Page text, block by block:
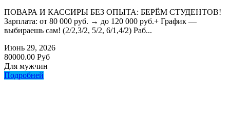
ПОВАРА И КАССИРЫ БЕЗ ОПЫТА: БЕРЁМ СТУДЕНТОВ!
Зарплата: от 80 000 руб. → до 120 000 руб.+ График —
выбираешь сам! (2/2,3/2, 5/2, 6/1,4/2) Раб...
Июнь 29, 2026
80000.00 Руб
Для мужчин
Подробней